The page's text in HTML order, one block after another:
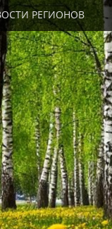
РЕГИОНОВ